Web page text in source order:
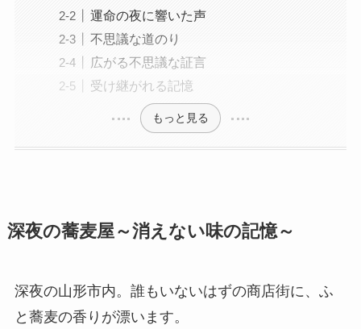
運命の夜に響いた声
不思議な道のり
広がる不思議な証言
受け継がれる記憶
もっと見る
深夜の蕎麦屋～消えない味の記憶～
深夜の山形市内。誰もいないはずの商店街に、ふ
と蕎麦の香りが漂います。